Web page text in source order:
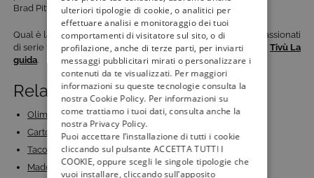
Brad Pitt, Hilary Swank e un giovanissimo Leo Di Caprio.
Qual è la vostra sit-com anni ’80 preferita? Siete ancora appassionati
di serie tv? Rimanete aggiornati con i palinsesti televisivi con Tivù La
guida
Related Posts:
Olimpiadi di Parigi 2024: numeri, protagonisti e…
Cartoni animati in Tv: su Pop arriva Charlie è Tardi
Taco to Tikka – Stagione 2: il viaggio tra Messico e…
Mademoiselle Holmes 2: la serie crime di Sherlock al…
ulteriori tipologie di cookie, o analitici per
effettuare analisi e monitoraggio dei tuoi
comportamenti di visitatore sul sito, o di
profilazione, anche di terze parti, per inviarti
messaggi pubblicitari mirati o personalizzare i
contenuti da te visualizzati. Per maggiori
informazioni su queste tecnologie consulta la
nostra Cookie Policy. Per informazioni su
come trattiamo i tuoi dati, consulta anche la
nostra Privacy Policy.
Puoi accettare l’installazione di tutti i cookie
cliccando sul pulsante ACCETTA TUTTI I
COOKIE, oppure scegli le singole tipologie che
vuoi installare, cliccando sull’apposito